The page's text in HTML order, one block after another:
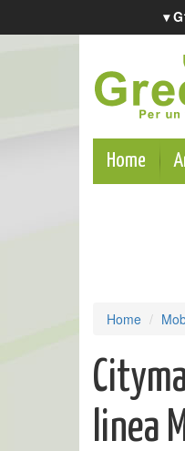
▾
Home
Home
linea